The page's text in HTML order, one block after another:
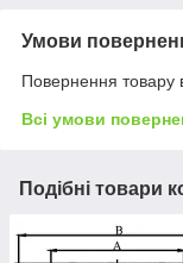
Умови
Повернення товару
Всі умови
Подібні товари